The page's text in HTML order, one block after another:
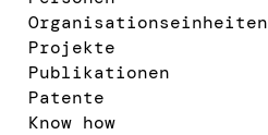
Organisationseinheiten
Projekte
Publikationen
Patente
Know how